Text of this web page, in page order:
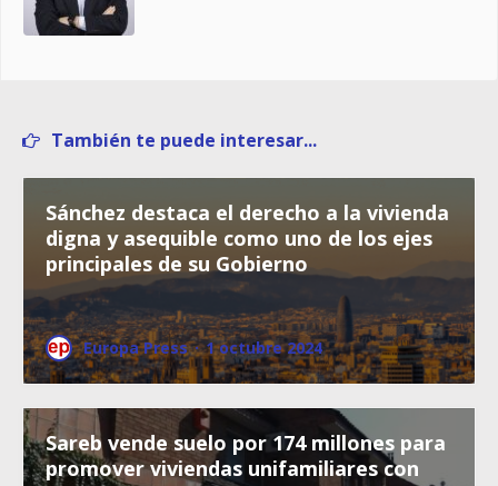
También te puede interesar...
Sánchez destaca el derecho a la vivienda
digna y asequible como uno de los ejes
principales de su Gobierno
Europa Press · 1 octubre 2024
Sareb vende suelo por 174 millones para
promover viviendas unifamiliares con